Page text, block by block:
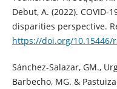
Debut, A. (2022).
disparities perspective.
https://doi.org/10.15446/
Sánchez-Salazar, GM.,
Barbecho, MG. &